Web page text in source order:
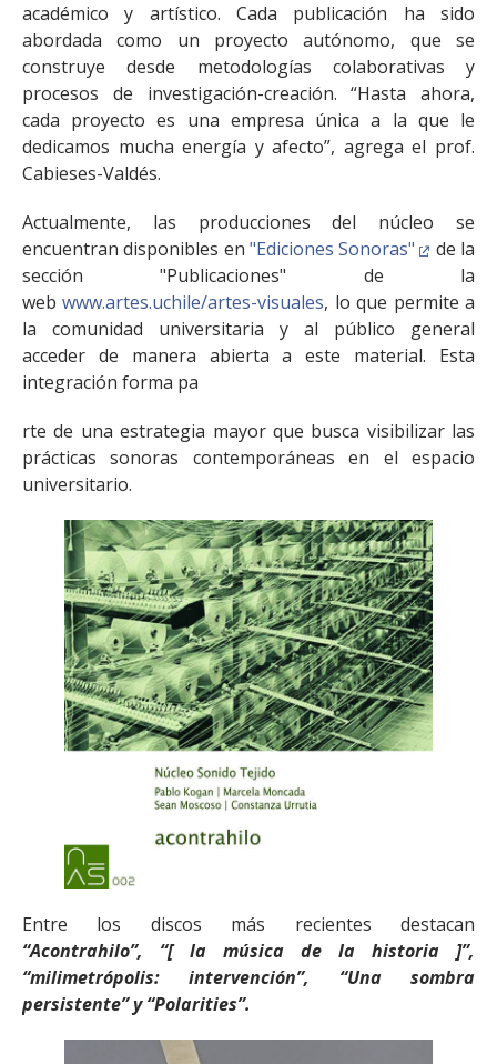
académico y artístico. Cada publicación ha sido
abordada como un proyecto autónomo, que se
construye desde metodologías colaborativas y
procesos de investigación-creación. “Hasta ahora,
cada proyecto es una empresa única a la que le
dedicamos mucha energía y afecto”, agrega el prof.
Cabieses-Valdés.
Actualmente, las producciones del núcleo se
encuentran disponibles en "Ediciones Sonoras"
de la
sección "Publicaciones" de la
webwww.artes.uchile/artes-visuales, lo que permite a
la comunidad universitaria y al público general
acceder de manera abierta a este material. Esta
integración forma pa
rte de una estrategia mayor que busca visibilizar las
prácticas sonoras contemporáneas en el espacio
universitario.
Entre los discos más recientes destacan
“Acontrahilo”, “[ la música de la historia ]”,
“milimetrópolis: intervención”, “Una sombra
persistente” y “Polarities”.